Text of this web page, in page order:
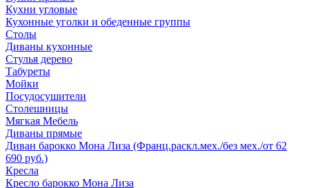
Кухни угловые
Кухонные уголки и обеденные группы
Столы
Диваны кухонные
Стулья дерево
Табуреты
Мойки
Посудосушители
Столешницы
Мягкая Мебель
Диваны прямые
Диван барокко Мона Лиза (Франц.раскл.мех./без мех./от 62
690 руб.)
Кресла
Кресло барокко Мона Лиза